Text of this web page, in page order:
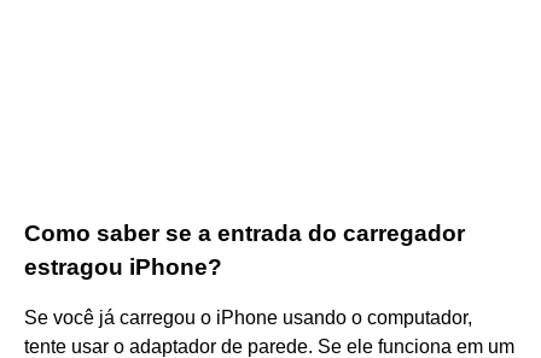
Como saber se a entrada do carregador
estragou iPhone?
Se você já carregou o iPhone usando o computador,
tente usar o adaptador de parede. Se ele funciona em um